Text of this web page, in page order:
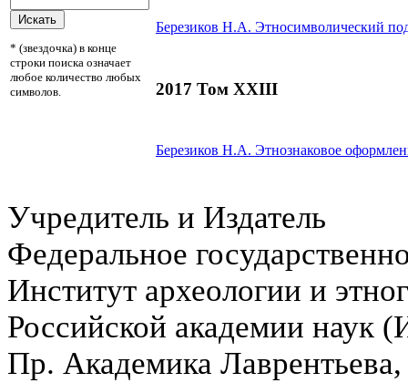
* (звездочка) в конце
строки поиска означает
любое количество любых
символов.
Березиков Н.А. Этносимволический
2017 Том XXIII
Березиков Н.А. Этнознаковое
Учредитель и Издатель
Федеральное
Институт археологии и
Российской академии
Пр. Академика